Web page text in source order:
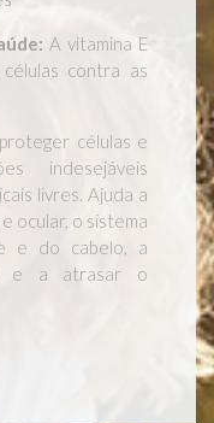
A vitamina E
contra as
células e
indesejáveis
livres. Ajuda a
ocular, o sistema
e do cabelo, a
e a atrasar o